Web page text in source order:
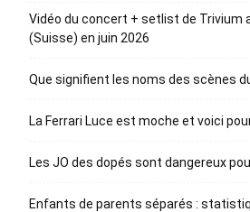
Vidéo du concert + setlist de Trivium
(Suisse) en juin 2026
Que signifient les noms des scènes
La Ferrari Luce est moche et voici
Les JO des dopés sont dangereux
Enfants de parents séparés :